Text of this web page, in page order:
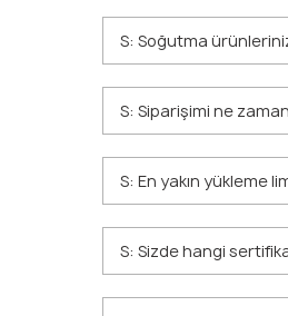
S: Soğutma
S: Siparişimi ne
S: En yakın yükleme
S: Sizde hangi